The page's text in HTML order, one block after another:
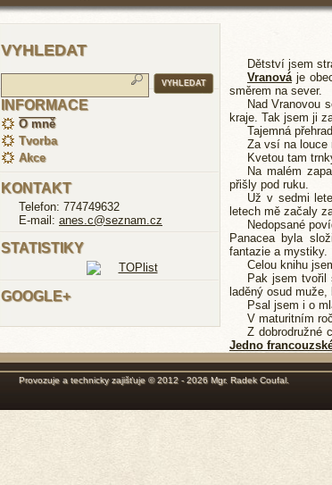
VYHLEDAT
INFORMACE
O mně
Tvorba
Akce
KONTAKT
Telefon: 774749632
E-mail: anes.c@seznam.cz
STATISTIKY
GOOGLE+
Dětství jsem
Vranováje
směrem na sever.
Nad Vranovou
kraje. Tak jsem ji
Tajemná
Za vsí na louce
Kvetou tam
Na malém
přišly pod ruku.
Už v sedmi
letech mě začaly
Nedopsané
Panacea byla
fantazie a mystiky.
Celou knihu
Pak jsem
laděný osud
Psal jsem i o
V maturitním
Z dobrodružné
Jedno
Provozuje a technicky zajišťuje © 2012 - 2026 Mgr. Radek Coufal.